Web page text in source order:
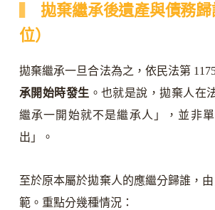
拋棄繼承後遺產與債務
位）
拋棄繼承一旦合法為之，依民法第
承開始時發生 。也就是說，拋棄人在
繼承一開始就不是繼承人」，並非
出」。
至於原本屬於拋棄人的應繼分歸誰，
範。重點分幾種情況：